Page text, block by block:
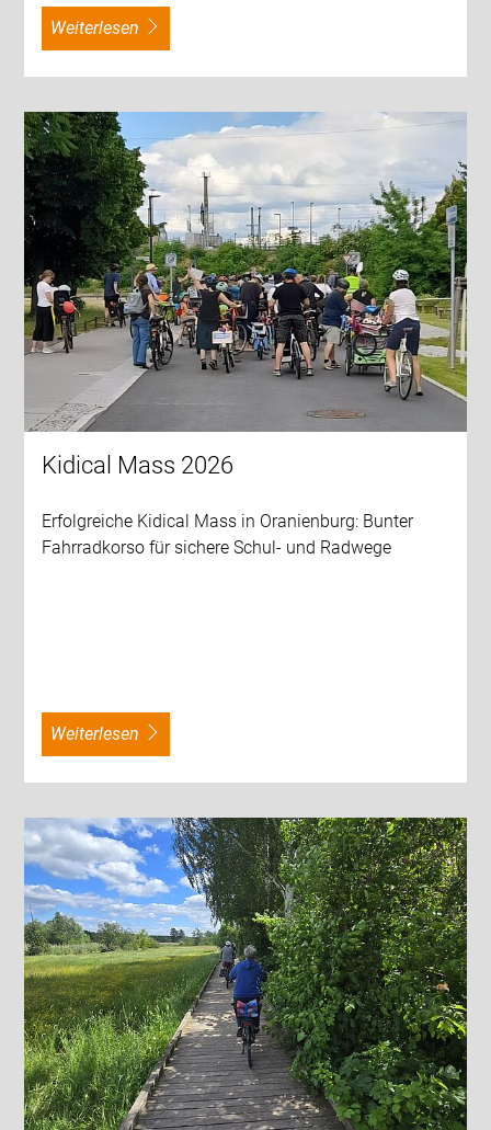
weiterlesen
Kidical Mass 2026
Erfolgreiche Kidical Mass in Oranienburg: Bunter
Fahrradkorso für sichere Schul- und Radwege
weiterlesen